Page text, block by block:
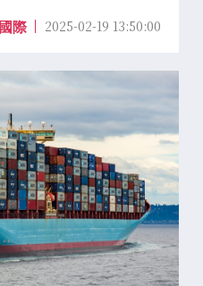
國際 2025-02-19 13:50:00